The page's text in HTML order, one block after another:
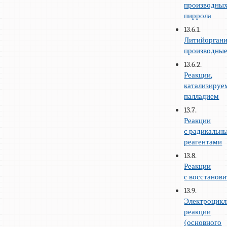
пиррола
13.6.1.
13.6.2.
Реакции,
палладием
13.7.
Реакции
с
реагентами
13.8.
Реакции
с
13.9.
реакции
(основного